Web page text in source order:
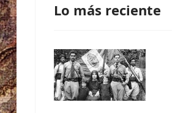
Lo más reciente